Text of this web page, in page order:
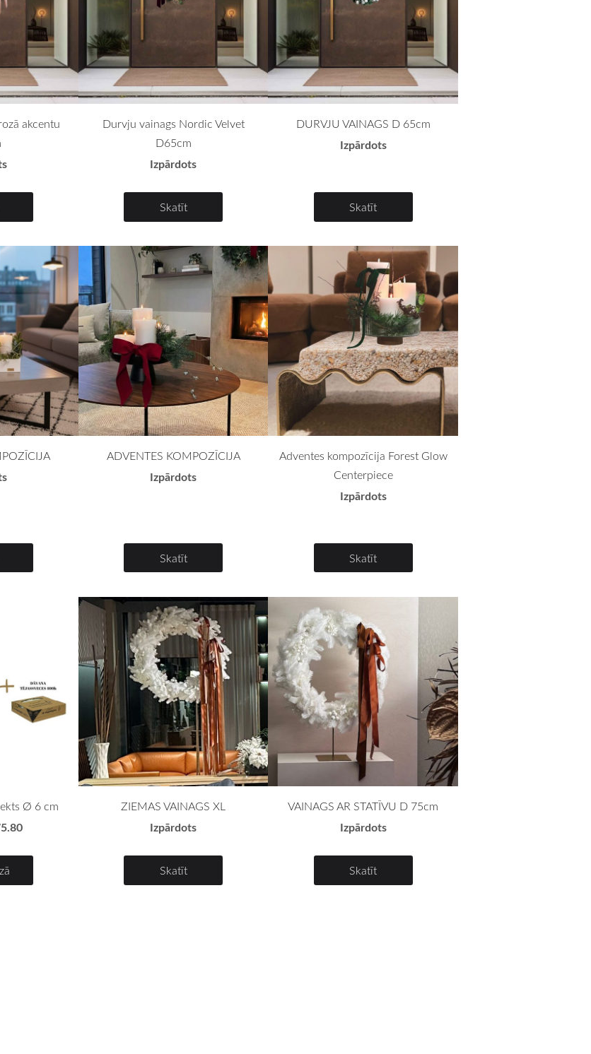
akcentu
Durvju vainags Nordic Velvet
D65cm
Izpārdots
Skatīt
DURVJU VAINAGS D 65cm
Izpārdots
Skatīt
ADVENTES KOMPOZĪCIJA
Izpārdots
Skatīt
Adventes kompozīcija Forest Glow
Centerpiece
Izpārdots
Skatīt
Ø 6 cm ZIEMAS VAINAGS XL
Izpārdots
Skatīt
VAINAGS AR STATĪVU D 75cm
Izpārdots
Skatīt